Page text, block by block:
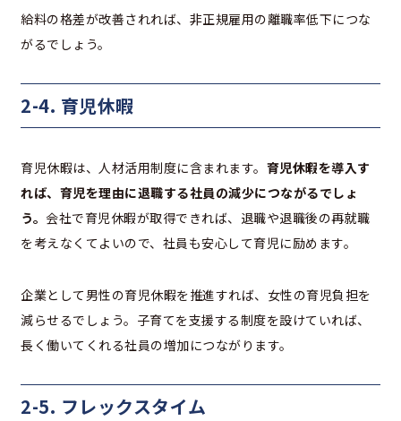
給料の格差が改善されれば、非正規雇用の離職率低下につな
がるでしょう。
2-4. 育児休暇
育児休暇は、人材活用制度に含まれます。 育児休暇を導入す
れば、育児を理由に退職する社員の減少につながるでしょ
う。 会社で育児休暇が取得できれば、退職や退職後の再就職
を考えなくてよいので、社員も安心して育児に励めます。
企業として男性の育児休暇を推進すれば、女性の育児負担を
減らせるでしょう。子育てを支援する制度を設けていれば、
長く働いてくれる社員の増加につながります。
2-5. フレックスタイム